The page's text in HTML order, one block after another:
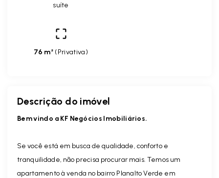
suíte
76 m² (Privativa)
Descrição do imóvel
Bem vindo a KF Negócios Imobiliários.
Se você está em busca de qualidade, conforto e
tranquilidade, não precisa procurar mais. Temos um
apartamento à venda no bairro Planalto Verde em